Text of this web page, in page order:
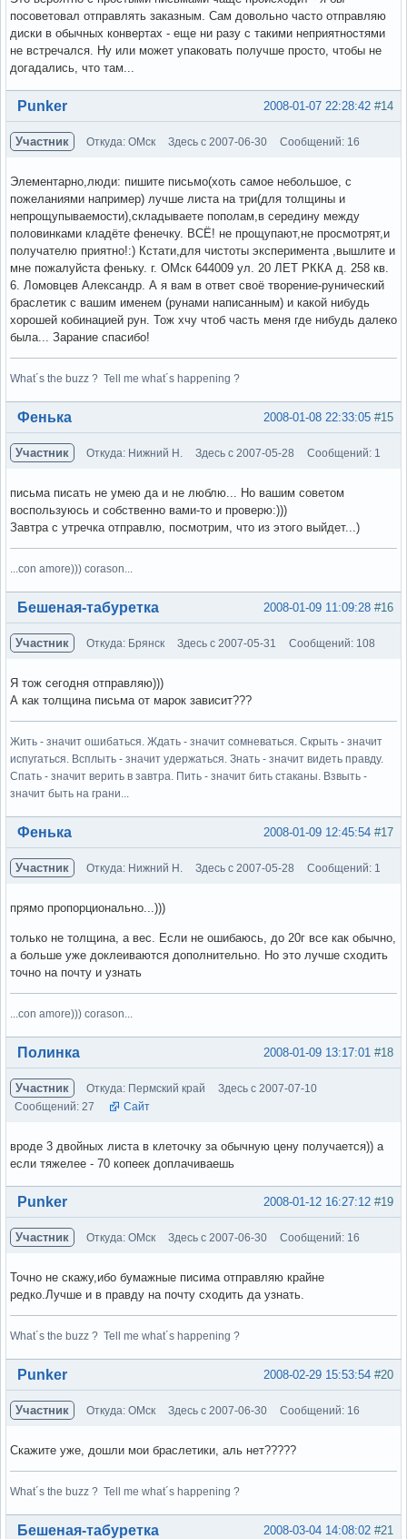
посоветовал отправлять заказным. Сам довольно часто отправляю
диски в обычных конвертах - еще ни разу с такими неприятностями
не встречался. Ну или может упаковать получше просто, чтобы не
догадались, что там...
Вне форума #14
2008-01-07 22:28:42
Punker
Участник Откуда: ОМск Здесь с 2007-06-30 Сообщений: 16
Элементарно,люди: пишите письмо(хоть самое небольшое, с
пожеланиями например) лучше листа на три(для толщины и
непрощупываемости),складываете пополам,в середину между
половинками кладёте фенечку. ВСЁ! не прощупают,не просмотрят,и
получателю приятно!:) Кстати,для чистоты эксперимента ,вышлите и
мне пожалуйста феньку. г. ОМск 644009 ул. 20 ЛЕТ РККА д. 258 кв.
6. Ломовцев Александр. А я вам в ответ своё творение-рунический
браслетик с вашим именем (рунами написанным) и какой нибудь
хорошей кобинацией рун. Тож хчу чтоб часть меня где нибудь далеко
была... Зарание спасибо!
What´s the buzz ? Tell me what´s happening ?
Вне форума #15
2008-01-08 22:33:05
Фенька
Участник Откуда: Нижний Н. Здесь с 2007-05-28 Сообщений: 1
письма писать не умею да и не люблю... Но вашим советом
воспользуюсь и собственно вами-то и проверю:)))
Завтра с утречка отправлю, посмотрим, что из этого выйдет...)
...con amore))) corason...
Вне форума #16
2008-01-09 11:09:28
Бешеная-табуретка
Участник Откуда: Брянск Здесь с 2007-05-31 Сообщений: 108
Я тож сегодня отправляю)))
А как толщина письма от марок зависит???
Жить - значит ошибаться. Ждать - значит сомневаться. Скрыть - значит
испугаться. Всплыть - значит удержаться. Знать - значит видеть правду.
Спать - значит верить в завтра. Пить - значит бить стаканы. Взвыть -
значит быть на грани...
Вне форума #17
2008-01-09 12:45:54
Фенька
Участник Откуда: Нижний Н. Здесь с 2007-05-28 Сообщений: 1
прямо пропорционально...)))
только не толщина, а вес. Если не ошибаюсь, до 20г все как обычно,
а больше уже доклеиваются дополнительно. Но это лучше сходить
точно на почту и узнать
...con amore))) corason...
Вне форума #18
2008-01-09 13:17:01
Полинка
Участник Откуда: Пермский край
Здесь с 2007-07-10
Сообщений: 27
Сайт
вроде 3 двойных листа в клеточку за обычную цену получается)) а
если тяжелее - 70 копеек доплачиваешь
Вне форума #19
2008-01-12 16:27:12
Punker
Участник Откуда: ОМск Здесь с 2007-06-30 Сообщений: 16
Точно не скажу,ибо бумажные писима отправляю крайне
редко.Лучше и в правду на почту сходить да узнать.
What´s the buzz ? Tell me what´s happening ?
Вне форума #20
2008-02-29 15:53:54
Punker
Участник Откуда: ОМск Здесь с 2007-06-30 Сообщений: 16
Скажите уже, дошли мои браслетики, аль нет?????
What´s the buzz ? Tell me what´s happening ?
Вне форума #21
2008-03-04 14:08:02
Бешеная-табуретка